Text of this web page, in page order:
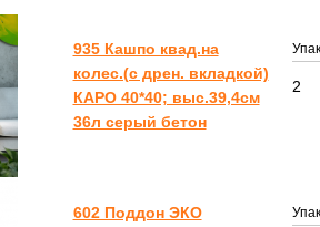
935 Кашпо квад.на
колес.(с дрен. вкладкой)
КАРО 40*40; выс.39,4см
36л серый бетон
2
602 Поддон ЭКО